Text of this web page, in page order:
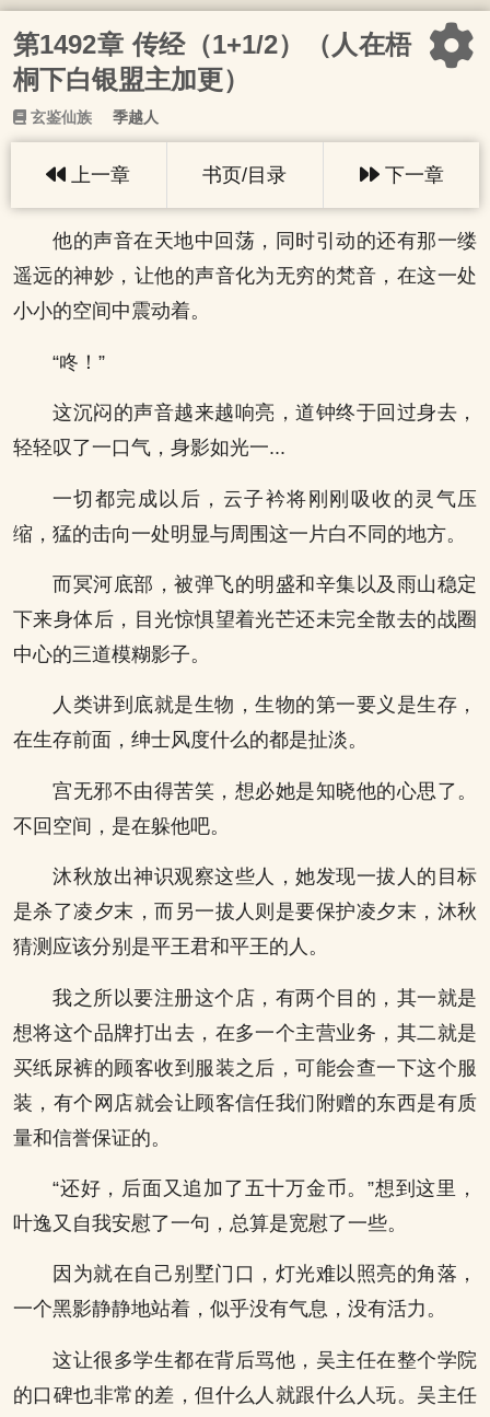
第1492章 传经（1+1/2）（人在梧
桐下白银盟主加更）
玄鉴仙族 季越人
上一章 书页/目录 下一章
他的声音在天地中回荡，同时引动的还有那一缕
遥远的神妙，让他的声音化为无穷的梵音，在这一处
小小的空间中震动着。
“咚！”
这沉闷的声音越来越响亮，道钟终于回过身去，
轻轻叹了一口气，身影如光一...
一切都完成以后，云子衿将刚刚吸收的灵气压
缩，猛的击向一处明显与周围这一片白不同的地方。
而冥河底部，被弹飞的明盛和辛集以及雨山稳定
下来身体后，目光惊惧望着光芒还未完全散去的战圈
中心的三道模糊影子。
人类讲到底就是生物，生物的第一要义是生存，
在生存前面，绅士风度什么的都是扯淡。
宫无邪不由得苦笑，想必她是知晓他的心思了。
不回空间，是在躲他吧。
沐秋放出神识观察这些人，她发现一拔人的目标
是杀了凌夕末，而另一拔人则是要保护凌夕末，沐秋
猜测应该分别是平王君和平王的人。
我之所以要注册这个店，有两个目的，其一就是
想将这个品牌打出去，在多一个主营业务，其二就是
买纸尿裤的顾客收到服装之后，可能会查一下这个服
装，有个网店就会让顾客信任我们附赠的东西是有质
量和信誉保证的。
“还好，后面又追加了五十万金币。”想到这里，
叶逸又自我安慰了一句，总算是宽慰了一些。
因为就在自己别墅门口，灯光难以照亮的角落，
一个黑影静静地站着，似乎没有气息，没有活力。
这让很多学生都在背后骂他，吴主任在整个学院
的口碑也非常的差，但什么人就跟什么人玩。吴主任